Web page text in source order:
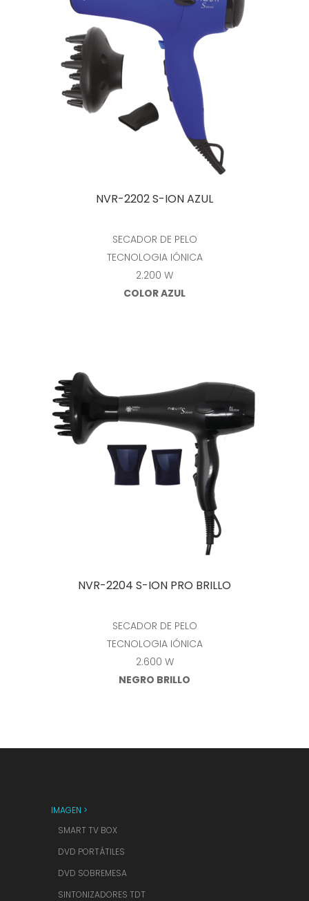
Leer más
NVR-2202 S-ION AZUL
SECADOR DE PELO
TECNOLOGIA IÓNICA
2.200 W
COLOR AZUL
NVR-2204 S-ION PRO BRILLO
SECADOR DE PELO
TECNOLOGIA IÓNICA
2.600 W
NEGRO BRILLO
IMAGEN >
SMART TV BOX
DVD PORTÁTILES
DVD SOBREMESA
SINTONIZADORES TDT